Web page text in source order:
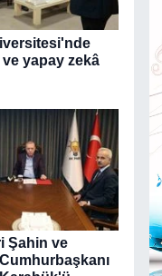
yapay zekâ
Şahin ve